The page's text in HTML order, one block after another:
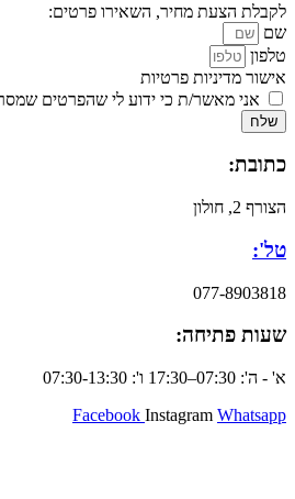
לקבלת הצעת מחיר, השאירו פרטים:
שם
טלפון
אישור מדיניות פרטיות
אני מאשר/ת כי ידוע לי שהפרטים שמסרתי יישמרו
שלח
כתובת:
הצורף 2, חולון
טל':
077-8903818
שעות פתיחה:
א' - ה': 07:30–17:30 ו': 07:30-13:30
Facebook Instagram Whatsapp